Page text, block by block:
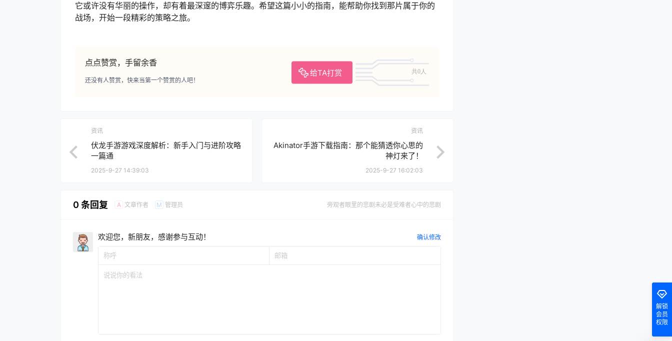
它或许没有华丽的操作，却有着最深邃的博弈乐趣。希望这篇小小的指南，能帮助你找到那片属于你的
战场，开始一段精彩的策略之旅。
点点赞赏，手留余香
给TA打赏 共0人
还没有人赞赏，快来当第一个赞赏的人吧！
资讯
伏龙手游游戏深度解析：新手入门与进阶攻略
一篇通
2025-9-27 14:39:03
资讯
Akinator手游下载指南：那个能猜透你心思的
神灯来了！
2025-9-27 16:02:03
0 条回复 A 文章作者 M 管理员 旁观者眼里的悲剧未必是受难者心中的悲剧
欢迎您，新朋友，感谢参与互动！ 确认修改
解锁
会员
权限